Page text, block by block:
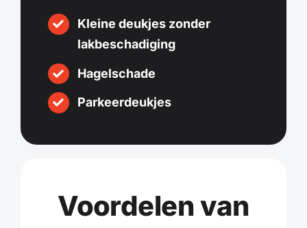
Kleine deukjes zonder
lakbeschadiging
Hagelschade
Parkeerdeukjes
Voordelen van